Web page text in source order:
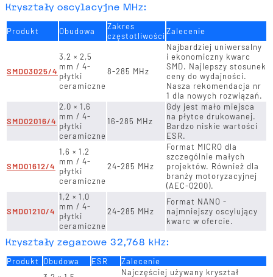
Kryształy oscylacyjne MHz:
Produkt Obudowa
Zakres
częstotliwościZalecenie
SMD03025/4
3,2 × 2,5
mm / 4-
płytki
ceramiczne
8-285 MHz
Najbardziej uniwersalny
i ekonomiczny kwarc
SMD. Najlepszy stosunek
ceny do wydajności.
Nasza rekomendacja nr
1 dla nowych rozwiązań.
SMD02016/4
2,0 × 1,6
mm / 4-
płytki
ceramiczne
16-285 MHz
Gdy jest mało miejsca
na płytce drukowanej.
Bardzo niskie wartości
ESR.
SMD01612/4
1,6 × 1,2
mm / 4-
płytki
ceramiczne
24-285 MHz
Format MICRO dla
szczególnie małych
projektów. Również dla
branży motoryzacyjnej
(AEC-Q200).
SMD01210/4
1,2 × 1,0
mm / 4-
płytki
ceramiczne
24-285 MHz
Format NANO -
najmniejszy oscylujący
kwarc w ofercie.
Kryształy zegarowe 32,768 kHz:
Produkt Obudowa ESR
Zalecenie
Najczęściej używany kryształ